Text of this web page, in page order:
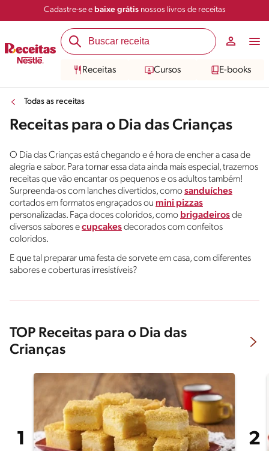
Cadastre-se e baixe grátisnossos livros de receitas
Receitas Cursos E-books
Todas as receitas
Receitas para o Dia das Crianças
O Dia das Crianças está chegando e é hora de encher a casa de
alegria e sabor. Para tornar essa data ainda mais especial, trazemos
receitas que vão encantar os pequenos e os adultos também!
Surpreenda-os com lanches divertidos, comosanduíches
cortados em formatos engraçados ou mini pizzas
personalizadas. Faça doces coloridos, como brigadeirosde
diversos sabores ecupcakesdecorados com confeitos
coloridos.
E que tal preparar uma festa de sorvete em casa, com diferentes
sabores e coberturas irresistíveis?
TOP Receitas para o Dia das
Crianças